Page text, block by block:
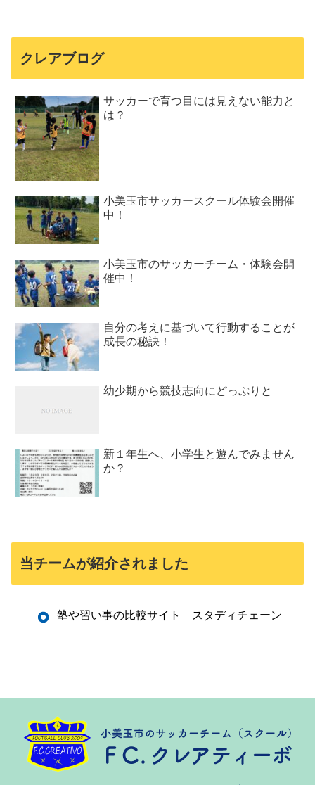
クレアブログ
サッカーで育つ目には見えない能力と
は？
小美玉市サッカースクール体験会開催
中！
小美玉市のサッカーチーム・体験会開
催中！
自分の考えに基づいて行動することが
成長の秘訣！
幼少期から競技志向にどっぷりと
新１年生へ、小学生と遊んでみません
か？
当チームが紹介されました
塾や習い事の比較サイト スタディチェーン